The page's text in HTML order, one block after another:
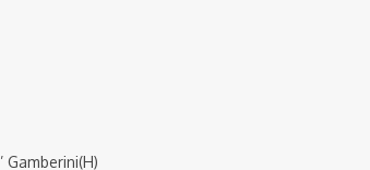
Gamberini(H)